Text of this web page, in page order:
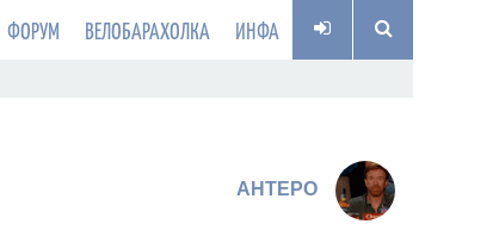
ФОРУМ ВЕЛОБАРАХОЛКА ИНФА
AHTEPO